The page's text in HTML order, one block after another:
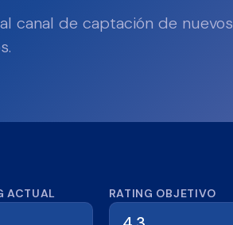
canal de captación de nuevos
ACTUAL RATING OBJETIVO